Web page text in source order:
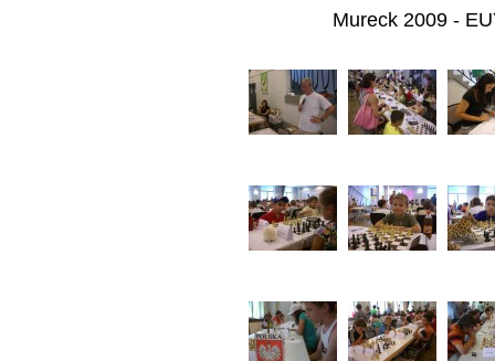
Mureck 2009 -